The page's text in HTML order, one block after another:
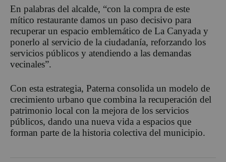
En palabras del alcalde, “con la compra de este
mítico restaurante damos un paso decisivo para
recuperar un espacio emblemático de La Canyada y
ponerlo al servicio de la ciudadanía, reforzando los
servicios públicos y atendiendo a las demandas
vecinales”.
Con esta estrategia, Paterna consolida un modelo de
crecimiento urbano que combina la recuperación del
patrimonio local con la mejora de los servicios
públicos, dando una nueva vida a espacios que
forman parte de la historia colectiva del municipio.